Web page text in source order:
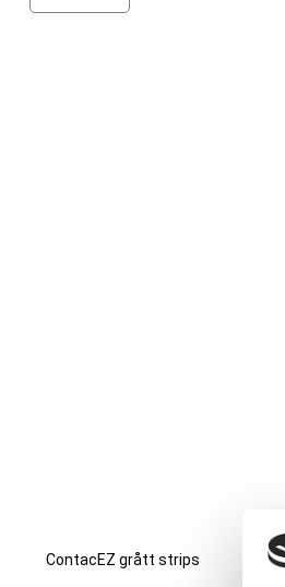
ContacEZ grått strips